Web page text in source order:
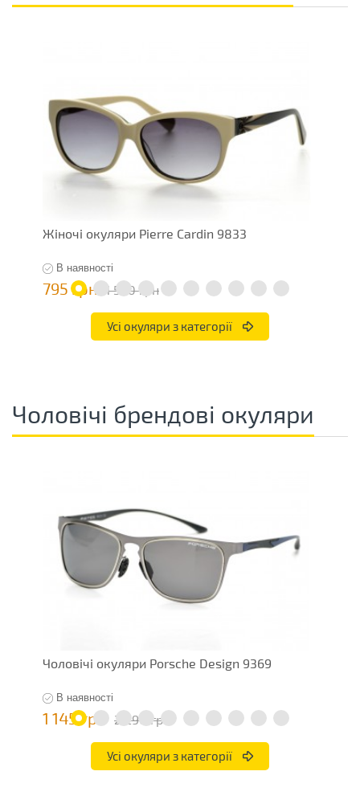
Жіночі окуляри Pierre Cardin 9833
В наявності
795 грн 1 590 грн
Усі окуляри з категорії
Чоловічі брендові окуляри
Чоловічі окуляри Porsche Design 9369
В наявності
1 145 грн 2 290 грн
Усі окуляри з категорії